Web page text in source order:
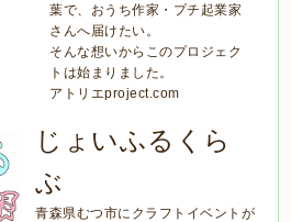
葉で、おうち作家・プチ起業家
さんへ届けたい。
そんな想いからこのプロジェク
トは始まりました。
アトリエproject.com
じょいふるくら
ぶ
青森県むつ市にクラフトイベントが